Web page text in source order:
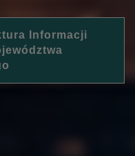
Informacji